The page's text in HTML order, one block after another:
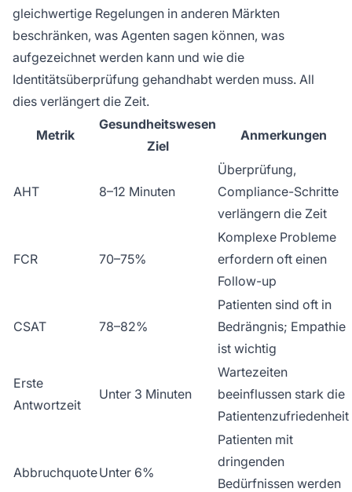
gleichwertige Regelungen in anderen Märkten
beschränken, was Agenten sagen können, was
aufgezeichnet werden kann und wie die
Identitätsüberprüfung gehandhabt werden muss. All
dies verlängert die Zeit.
Metrik
Gesundheitswesen
Ziel
Anmerkungen
AHT 8–12 Minuten
Überprüfung,
Compliance-Schritte
verlängern die Zeit
FCR 70–75%
Komplexe Probleme
erfordern oft einen
Follow-up
CSAT 78–82%
Patienten sind oft in
Bedrängnis; Empathie
ist wichtig
Erste
Antwortzeit
Unter 3 Minuten
Wartezeiten
beeinflussen stark die
Patientenzufriedenheit
AbbruchquoteUnter 6%
Patienten mit
dringenden
Bedürfnissen werden